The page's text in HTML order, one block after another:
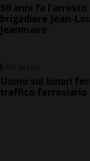
50 anni fa l'arresto
brigadiere Jean-
Jeanmaire
SAN GALLO
Uomo sui binari
traffico ferroviario